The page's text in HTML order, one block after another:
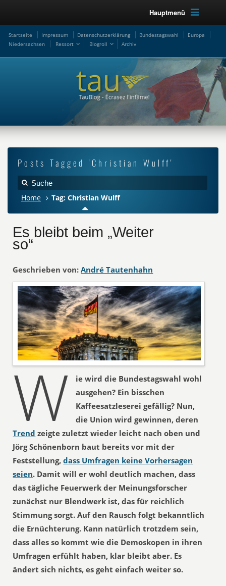
Hauptmenü
Startseite Impressum Datenschutzerklärung Bundestagswahl
Europa
Niedersachsen
Ressort Blogroll Archiv
Posts Tagged 'Christian Wulff'
Home Tag: Christian Wulff
Es bleibt beim „Weiter
so“
Geschrieben von: André Tautenhahn
W
ie wird die Bundestagswahl wohl
ausgehen? Ein bisschen
Kaffeesatzleserei gefällig? Nun,
die Union wird gewinnen, deren
Trend zeigte zuletzt wieder leicht nach oben und
Jörg Schönenborn baut bereits vor mit der
Feststellung,dass Umfragen keine Vorhersagen
seien. Damit will er wohl deutlich machen, dass
das tägliche Feuerwerk der Meinungsforscher
zunächst nur Blendwerk ist, das für reichlich
Stimmung sorgt. Auf den Rausch folgt bekanntlich
die Ernüchterung. Kann natürlich trotzdem sein,
dass alles so kommt wie die Demoskopen in ihren
Umfragen erfühlt haben, klar bleibt aber. Es
ändert sich nichts, es geht einfach weiter so.